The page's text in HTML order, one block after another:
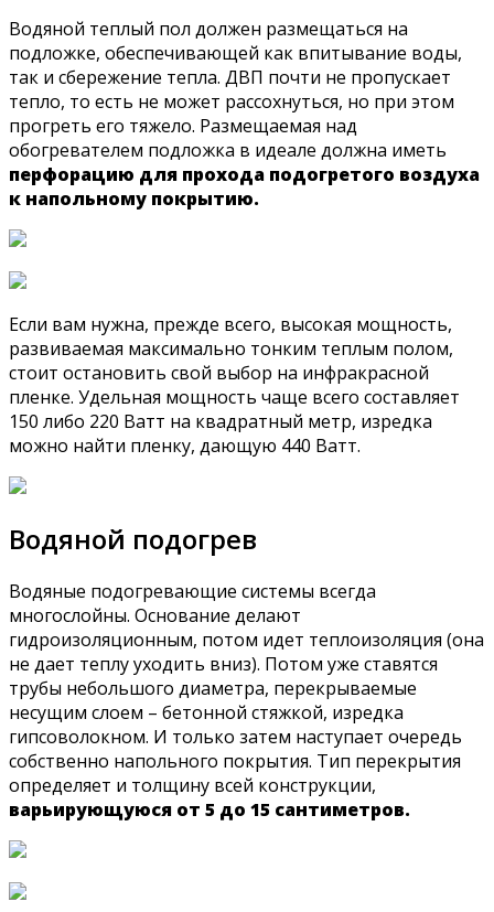
Водяной теплый пол должен размещаться на
подложке, обеспечивающей как впитывание воды,
так и сбережение тепла. ДВП почти не пропускает
тепло, то есть не может рассохнуться, но при этом
прогреть его тяжело. Размещаемая над
обогревателем подложка в идеале должна иметь
перфорацию для прохода подогретого воздуха
к напольному покрытию.
Если вам нужна, прежде всего, высокая мощность,
развиваемая максимально тонким теплым полом,
стоит остановить свой выбор на инфракрасной
пленке. Удельная мощность чаще всего составляет
150 либо 220 Ватт на квадратный метр, изредка
можно найти пленку, дающую 440 Ватт.
Водяной подогрев
Водяные подогревающие системы всегда
многослойны. Основание делают
гидроизоляционным, потом идет теплоизоляция (она
не дает теплу уходить вниз). Потом уже ставятся
трубы небольшого диаметра, перекрываемые
несущим слоем – бетонной стяжкой, изредка
гипсоволокном. И только затем наступает очередь
собственно напольного покрытия. Тип перекрытия
определяет и толщину всей конструкции,
варьирующуюся от 5 до 15 сантиметров.